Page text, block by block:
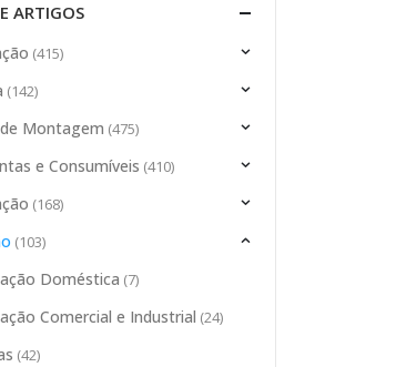
ARTIGOS
(415)
(142)
Montagem (475)
e Consumíveis (410)
(168)
(103)
Doméstica (7)
Comercial e Industrial (24)
(42)